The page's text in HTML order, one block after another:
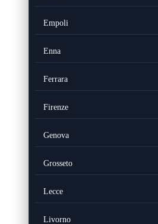
Empoli
Enna
Ferrara
Firenze
Genova
Grosseto
Lecce
Livorno